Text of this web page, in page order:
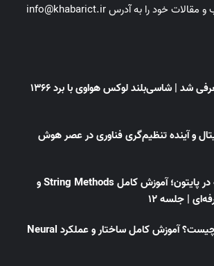
شما می توانید مطالب و مقالات خود را به آدرس info@khabarict.ir
استلاتو G9 معرفی شد | شاسی‌بلند لوکس هواوی با برد ۱۳۶۶
و آینده تنظیم‌گری فناوری در عصر هوش
متدهای رشته در پایتون؛ آموزش کامل String Methods و
| جلسه ۱۲
شبکه عصبی چیست؟ آموزش کامل ساختار و عملکرد Neural